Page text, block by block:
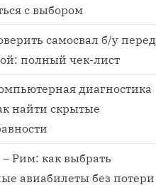
с выбором
самосвал б/у перед
полный чек-лист
диагностика
найти скрытые
Рим: как выбрать
авиабилеты без потери